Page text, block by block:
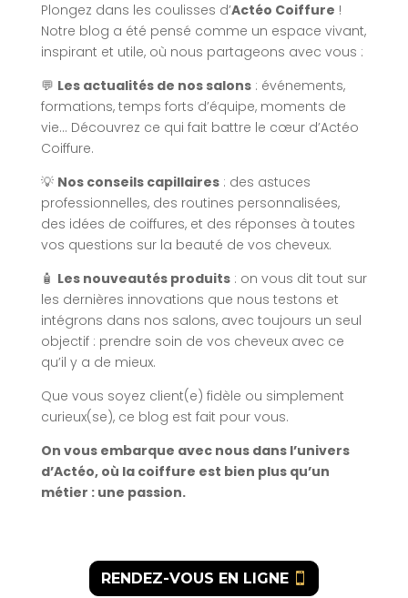
Plongez dans les coulisses d’Actéo Coiffure !
Notre blog a été pensé comme un espace vivant,
inspirant et utile, où nous partageons avec vous :
💬 Les actualités de nos salons: événements,
formations, temps forts d’équipe, moments de
vie… Découvrez ce qui fait battre le cœur d’Actéo
Coiffure.
💡 Nos conseils capillaires: des astuces
professionnelles, des routines personnalisées,
des idées de coiffures, et des réponses à toutes
vos questions sur la beauté de vos cheveux.
🧴 Les nouveautés produits: on vous dit tout sur
les dernières innovations que nous testons et
intégrons dans nos salons, avec toujours un seul
objectif : prendre soin de vos cheveux avec ce
qu’il y a de mieux.
Que vous soyez client(e) fidèle ou simplement
curieux(se), ce blog est fait pour vous.
On vous embarque avec nous dans l’univers
d’Actéo, où la coiffure est bien plus qu’un
métier : une passion.
RENDEZ-VOUS EN LIGNE